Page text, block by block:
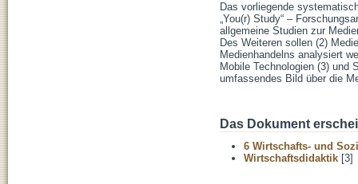
Das vorliegende
„You(r) Study“ –
allgemeine Studien zur
Des Weiteren sollen (2)
Medienhandelns analysiert
Mobile Technologien (3) und
umfassendes Bild über die
Das Dokument
6 Wirtschafts- und
Wirtschaftsdidaktik [3]